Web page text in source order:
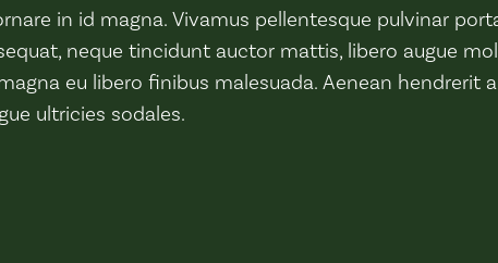
in id magna. Vivamus pellentesque pulvinar
neque tincidunt auctor mattis, libero augue
eu libero finibus malesuada. Aenean hendrerit
ultricies sodales.